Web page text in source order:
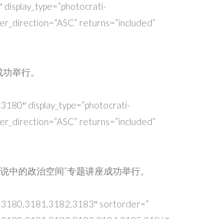
returns=”included”
举行。
display_type=”photocrati-
returns=”included”
的政治空间”专题讲座成功举行。
sortorder=”